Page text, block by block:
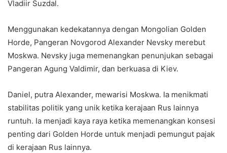
Vladiir Suzdal.
Menggunakan kedekatannya dengan Mongolian Golden
Horde, Pangeran Novgorod Alexander Nevsky merebut
Moskwa. Nevsky juga memenangkan penunjukan sebagai
Pangeran Agung Valdimir, dan berkuasa di Kiev.
Daniel, putra Alexander, mewarisi Moskwa. Ia menikmati
stabilitas politik yang unik ketika kerajaan Rus lainnya
runtuh. Ia menjadi kaya raya ketika memenangkan konsesi
penting dari Golden Horde untuk menjadi pemungut pajak
di kerajaan Rus lainnya.